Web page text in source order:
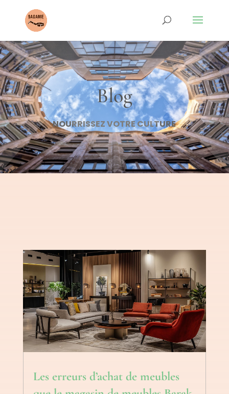
Blog
NOURRISSEZ VOTRE CULTURE
Les erreurs d’achat de meubles